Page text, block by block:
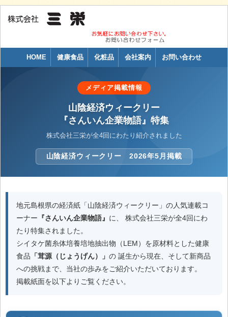
HOME 健康食品 化粧品 会社案内 お問い合わせ
メディア掲載情報
山陰経済ウィークリー
『さんいん企業物語』特集
株式会社三栄が全4回にわたり紹介されました
山陰経済ウィークリー 2026年5月掲載
地元島根県の経済紙「山陰経済ウィークリー」の人気連載コ
ーナー 『さんいん企業物語』 に、 株式会社三栄が全4回にわ
たり特集されました。
シイタケ菌糸体培養培地抽出物（LEM）を原材料とした健康
食品 「茸源（じょうげん）」 の 誕生から現在、そして新商品
への挑戦まで、当社の歩みをご紹介いただいております。
掲載紙面を以下よりご覧ください。